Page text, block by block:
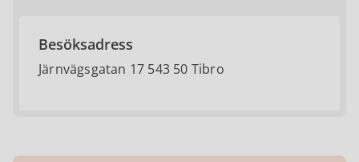
Besöksadress
Järnvägsgatan 17 543 50 Tibro